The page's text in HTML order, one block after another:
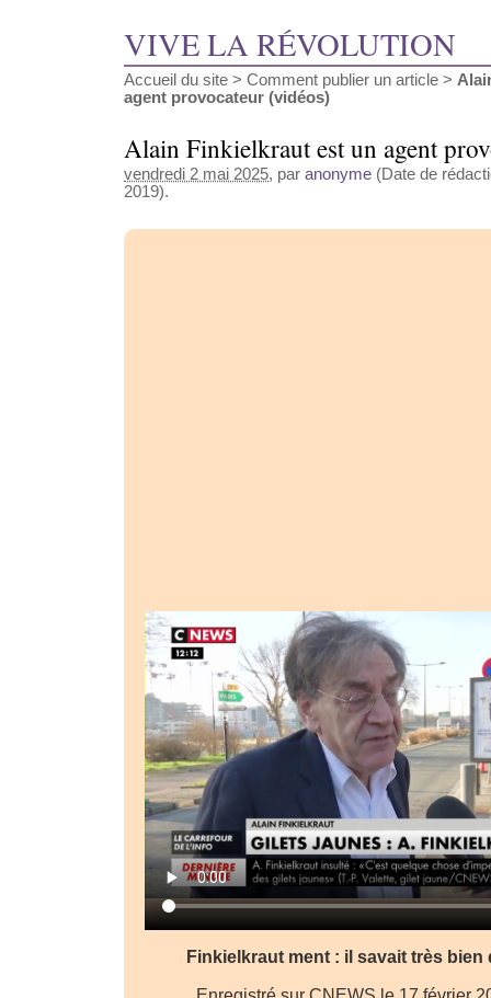
VIVE LA RÉVOLUTION
Accueil du site > Comment publier un article >
agent provocateur (vidéos)
Alain Finkielkraut est un agent
vendredi 2 mai 2025, par anonyme (Date de
2019).
Finkielkraut ment : il savait très bien